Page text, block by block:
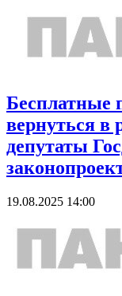
Бесплатные
вернуться в
депутаты
19.08.2025 14:00